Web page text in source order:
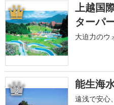
1
上越国
ターパ
大迫力のウ
2 能生海
遠浅で安心